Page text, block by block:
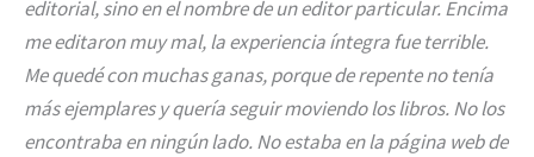
editorial, sino en el nombre de un editor particular. Encima
me editaron muy mal, la experiencia íntegra fue terrible.
Me quedé con muchas ganas, porque de repente no tenía
más ejemplares y quería seguir moviendo los libros. No los
encontraba en ningún lado. No estaba en la página web de